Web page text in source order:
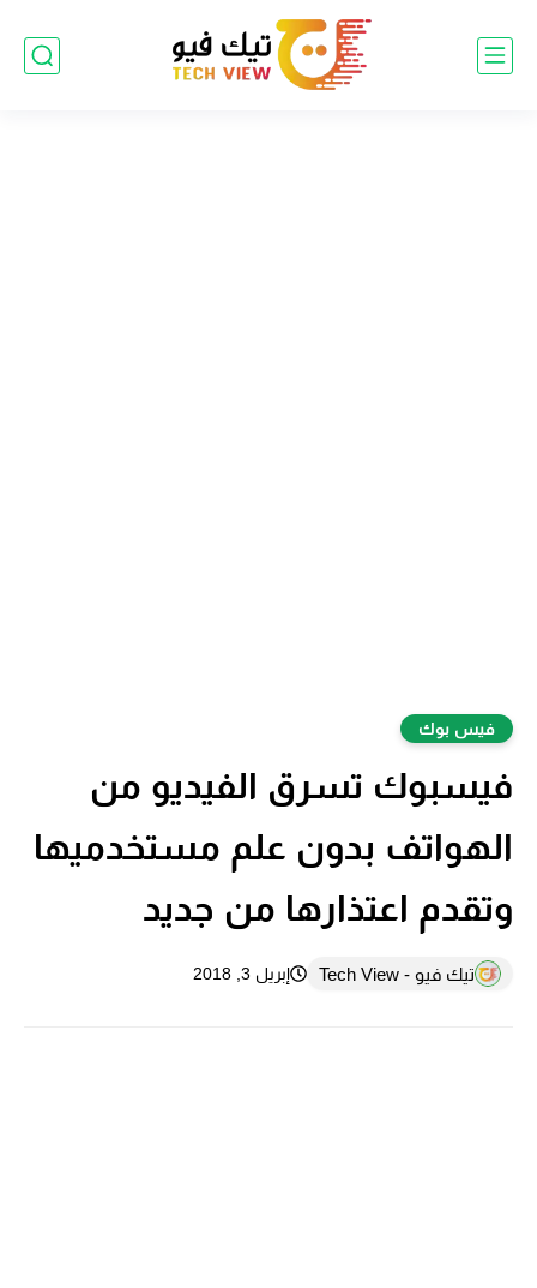
فيس بوك
فيسبوك تسرق الفيديو من
الهواتف بدون علم مستخدميها
وتقدم اعتذارها من جديد
تيك فيو - Tech View إبريل 3, 2018